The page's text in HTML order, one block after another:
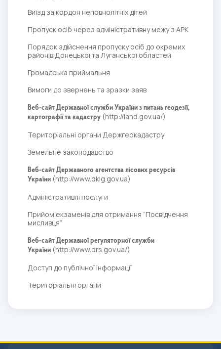
Виїзд за кордон неповнолітніх дітей
Пропуск осіб через адміністративну межу з АРК
Порядок здійснення пропуску осіб до окремих
районів Донецької та Луганської областей
Громадська приймальня
Вимоги до звернень та зразки заяв
Веб-сайт Державної служби України з питань геодезії,
картографії та кадастру (http://land.gov.ua/)
Територіальні органи Держгеокадастру
Земельне законодавство
Веб-сайт Державного агентства лісових ресурсів
України (http://www.dklg.gov.ua)
Адміністративні послуги
Прийом екзаменів для отримання “Посвідчення
мисливця”
Веб-сайт Державної регуляторної служби
України (http://www.drs.gov.ua/)
Доступ до публічної інформації
Територіальні органи